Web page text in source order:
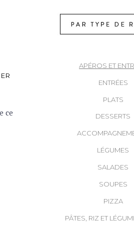
ce
APÉROS ET
ENTRÉES
PLATS
DESSERTS
LÉGUMES
SALADES
SOUPES
PIZZA
PÂTES, RIZ ET